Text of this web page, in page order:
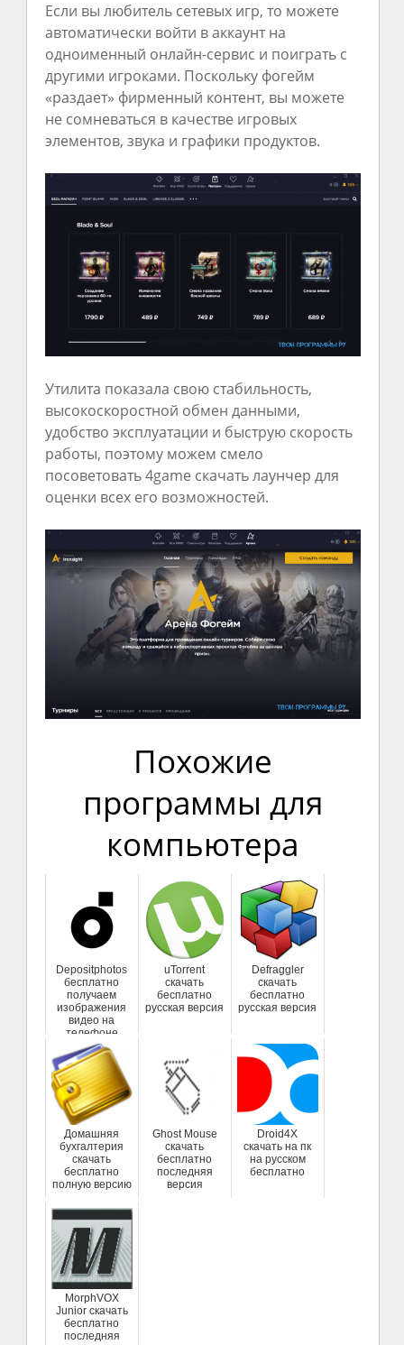
Если вы любитель сетевых игр, то можете
автоматически войти в аккаунт на
одноименный онлайн-сервис и поиграть с
другими игроками. Поскольку фогейм
«раздает» фирменный контент, вы можете
не сомневаться в качестве игровых
элементов, звука и графики продуктов.
Утилита показала свою стабильность,
высокоскоростной обмен данными,
удобство эксплуатации и быструю скорость
работы, поэтому можем смело
посоветовать 4game скачать лаунчер для
оценки всех его возможностей.
Похожие
программы для
компьютера
Depositphotos
бесплатно
получаем
изображения
видео на
телефоне
uTorrent
скачать
бесплатно
русская версия
Defraggler
скачать
бесплатно
русская версия
Домашняя
бухгалтерия
скачать
бесплатно
полную версию
Ghost Mouse
скачать
бесплатно
последняя
версия
Droid4X
скачать на пк
на русском
бесплатно
MorphVOX
Junior скачать
бесплатно
последняя